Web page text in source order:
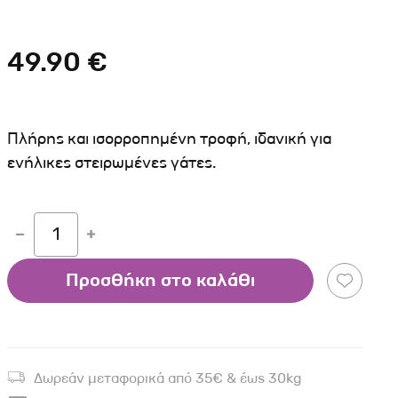
Παιχνίδια Σκύλου
Κουδουνάκια Σκύλου
49.90 €
Πλήρης και ισορροπημένη τροφή, ιδανική για
ενήλικες στειρωμένες γάτες.
1
Προσθήκη στο καλάθι
Δωρεάν μεταφορικά από 35€ & έως 30kg